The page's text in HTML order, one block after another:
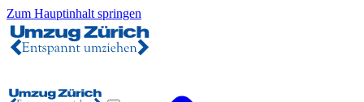
Zum Hauptinhalt springen